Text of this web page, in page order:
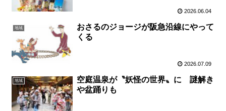
2026.06.04
地域
おさるのジョージが阪急沿線にやって
くる
2026.07.09
地域
空庭温泉が〝妖怪の世界〟に 謎解き
や盆踊りも